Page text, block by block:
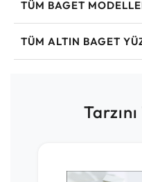
TÜM BAGET
TÜM ALTIN BAGET